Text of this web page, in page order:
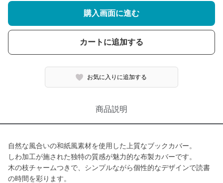
購入画面に進む
カートに追加する
お気に入りに追加する
商品説明
自然な風合いの和紙風素材を使用した上質なブックカバー。
しわ加工が施された独特の質感が魅力的な布製カバーです。
木の枝チャームつきで、シンプルながら個性的なデザインで読書
の時間を彩ります。